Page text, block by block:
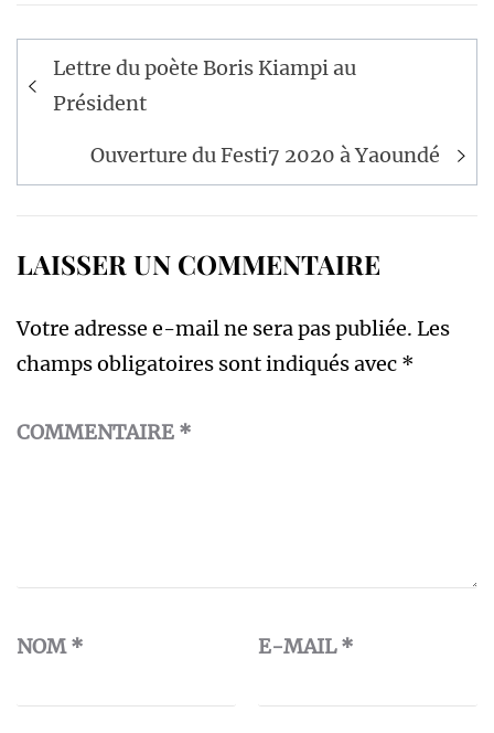
Navigation
de
Lettre du poète Boris Kiampi au
Président
Ouverture du Festi7 2020 à Yaoundé
LAISSER UN COMMENTAIRE
Votre adresse e-mail ne sera pas publiée. Les
champs obligatoires sont indiqués avec *
COMMENTAIRE *
NOM* E-MAIL*